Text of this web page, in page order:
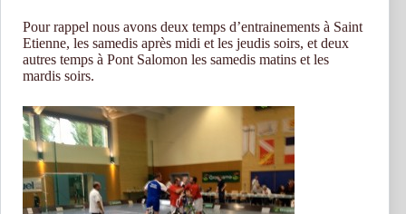
Pour rappel nous avons deux temps d’entrainements à Saint
Etienne, les samedis après midi et les jeudis soirs, et deux
autres temps à Pont Salomon les samedis matins et les
mardis soirs.